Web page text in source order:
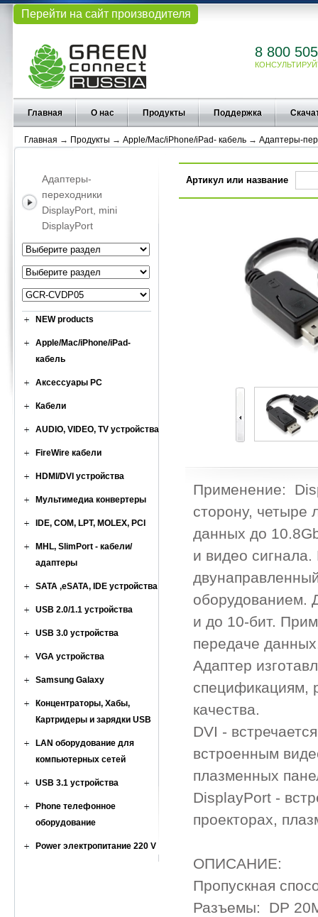
Перейти на сайт производителя
8 800
Главная О нас Продукты Поддержка
Главная → Продукты → Apple/Mac/iPhone/iPad- кабель → Адаптеры-
Адаптеры-
переходники
DisplayPort, mini
DisplayPort
NEW products
Apple/Mac/iPhone/iPad-
кабель
Аксессуары PC
Кабели
AUDIO, VIDEO, TV устройства
FireWire кабели
HDMI/DVI устройства
Мультимедиа конвертеры
IDE, COM, LPT, MOLEX, PCI
MHL, SlimPort - кабели/
адаптеры
SATA ,eSATA, IDE устройства
USB 2.0/1.1 устройства
USB 3.0 устройства
VGA устройства
Samsung Galaxy
Концентраторы, Хабы,
Картридеры и зарядки USB
LAN оборудование для
компьютерных сетей
USB 3.1 устройства
Phone телефонное
оборудование
Power электропитание 220 V
Артикул или название
Применение:
сторону, четыре
данных до
и видео
оборудованием.
и до 10-бит.
передаче
Адаптер
спецификациям,
качества.
DVI -
встроенным
плазменных
DisplayPort -
проекторах,
ОПИСАНИЕ:
Пропускная
Разъемы: DP